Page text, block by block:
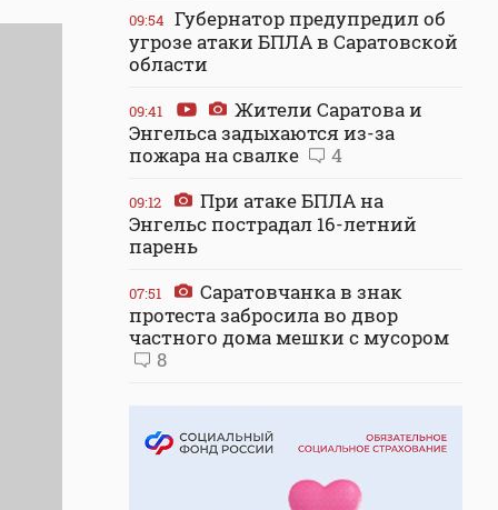
09:54 Губернатор предупредил об
угрозе атаки БПЛА в Саратовской
области
09:41
Жители Саратова и
Энгельса задыхаются из-за
пожара на свалке
4
09:12
При атаке БПЛА на
Энгельс пострадал 16-летний
парень
07:51
Саратовчанка в знак
протеста забросила во двор
частного дома мешки с мусором
8